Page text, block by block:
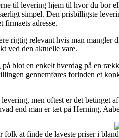
til levering hjem til hvor du bor
simpel. Den prisbilligste
firmaets adresse.
rigtig relevant hvis man mangler
ved den aktuelle vare.
blot en enkelt hverdag på en
gennemføres forinden et
men oftest er det betinget
end man er tæt på Herning,
folk at finde de laveste priser i